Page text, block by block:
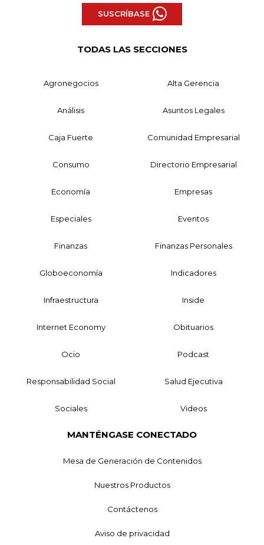
SUSCRÍBASE
TODAS LAS SECCIONES
Agronegocios Alta Gerencia
Análisis Asuntos Legales
Caja Fuerte Comunidad Empresarial
Consumo Directorio Empresarial
Economía Empresas
Especiales Eventos
Finanzas Finanzas Personales
Globoeconomía Indicadores
Infraestructura Inside
Internet Economy Obituarios
Ocio Podcast
Responsabilidad Social Salud Ejecutiva
Sociales Videos
MANTÉNGASE CONECTADO
Mesa de Generación de Contenidos
Nuestros Productos
Contáctenos
Aviso de privacidad